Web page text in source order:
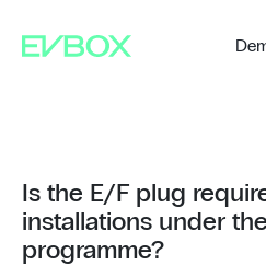
contenu
Is the E/F plug
installations under
programme?